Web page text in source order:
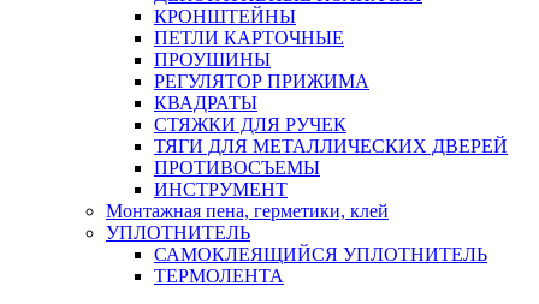
КРОНШТЕЙНЫ
ПЕТЛИ КАРТОЧНЫЕ
ПРОУШИНЫ
РЕГУЛЯТОР ПРИЖИМА
КВАДРАТЫ
СТЯЖКИ ДЛЯ РУЧЕК
ТЯГИ ДЛЯ МЕТАЛЛИЧЕСКИХ ДВЕРЕЙ
ПРОТИВОСЪЕМЫ
ИНСТРУМЕНТ
Монтажная пена, герметики, клей
УПЛОТНИТЕЛЬ
САМОКЛЕЯЩИЙСЯ УПЛОТНИТЕЛЬ
ТЕРМОЛЕНТА